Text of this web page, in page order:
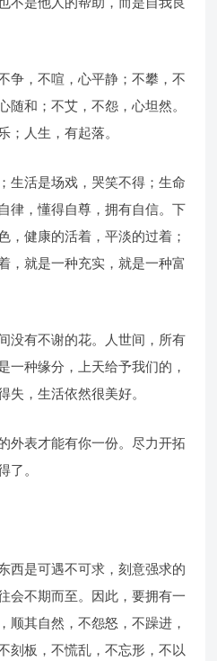
争，不喧，心平静；不攀，不
随和；不艾，不怨，心坦然。
；人生，有起落。
生活是场戏，哭笑不得；生命
律，懂得自尊，拥有自信。下
，健康的活着，平淡的过着；
，就是一种充实，就是一种富
没有不谢的花。人世间，所有
一种缘分，上天给予我们的，
失，生活依然很美好。
外表才能有你一份。尽力开拓
了。
西是可遇不可求，刻意强求的
会不期而至。因此，要拥有一
顺其自然，不怨怒，不躁进，
刻板，不慌乱，不忘形，不以